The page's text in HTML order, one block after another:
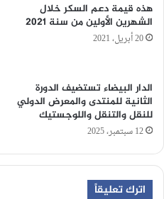
هذه قيمة دعم السكر خلال
الشهرين الأولين من سنة 2021
20 أبريل، 2021
الدار البيضاء تستضيف الدورة
الثانية للمنتدى والمعرض الدولي
للنقل والتنقل واللوجستيك
12 سبتمبر، 2025
اترك تعليقاً